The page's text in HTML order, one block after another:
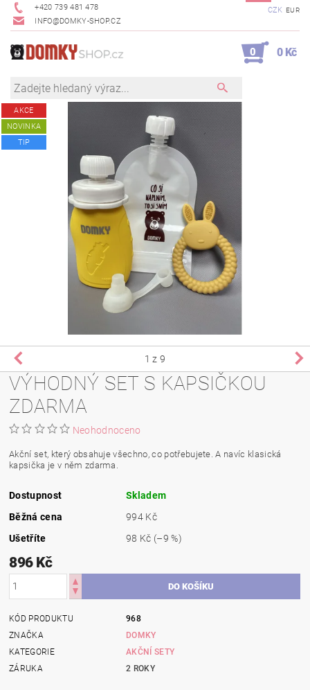
+420 739 481 478
INFO@DOMKY-SHOP.CZ
CZK EUR
0 0 Kč
AKCE
NOVINKA
TIP
1 z 9
VÝHODNÝ SET S KAPSIČKOU
ZDARMA
Neohodnoceno
Akční set, který obsahuje všechno, co potřebujete. A navíc klasická
kapsička je v něm zdarma.
Dostupnost
Skladem
Běžná cena
994 Kč
Ušetříte
98 Kč (–9 %)
896 Kč
KÓD PRODUKTU
968
ZNAČKA
DOMKY
KATEGORIE
AKČNÍ SETY
ZÁRUKA
2 ROKY